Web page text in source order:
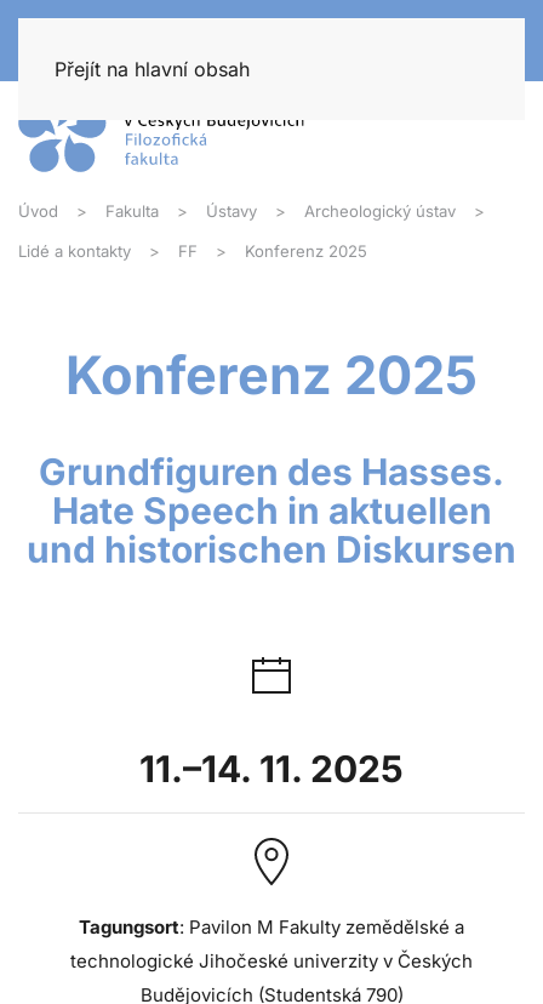
Přejít na hlavní obsah
Úvod Fakulta Ústavy Archeologický ústav
Lidé a kontakty FF Konferenz 2025
Konferenz 2025
Grundfiguren des Hasses.
Hate Speech in aktuellen
und historischen Diskursen
11.–14. 11. 2025
Tagungsort: Pavilon M Fakulty zemědělské a
technologické Jihočeské univerzity v Českých
Budějovicích (Studentská 790)